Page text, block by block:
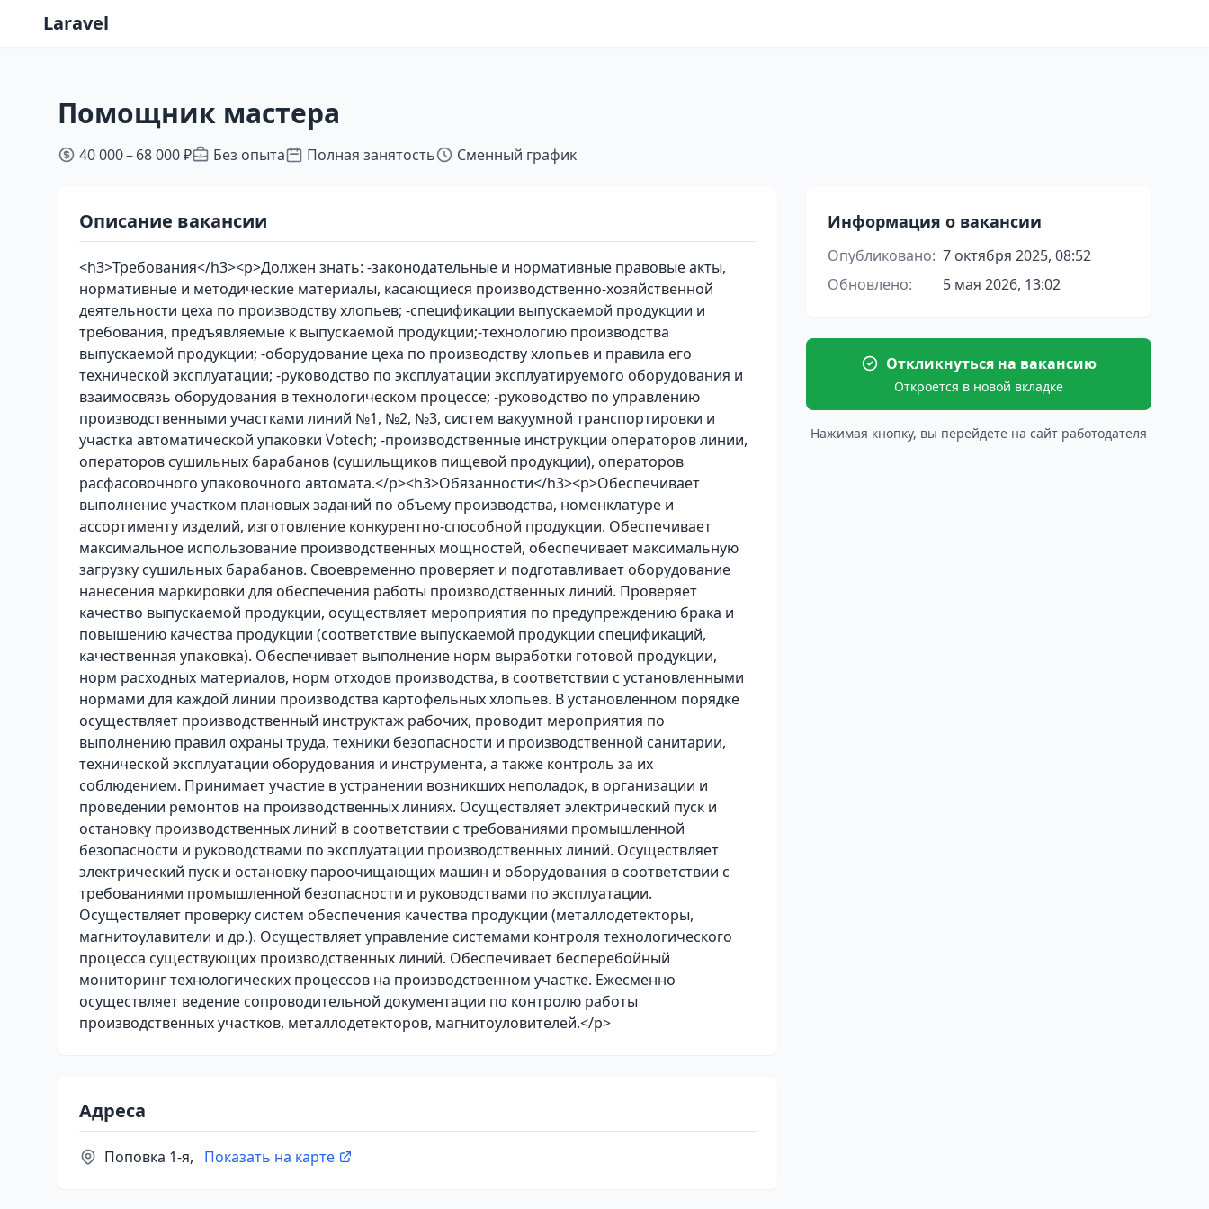
Laravel
Помощник мастера
40 000 – 68 000 ₽ Без опыта Полная занятость Сменный график
Описание вакансии
<h3>Требования</h3><p>Должен знать: -законодательные и нормативные правовые акты,
нормативные и методические материалы, касающиеся производственно-хозяйственной
деятельности цеха по производству хлопьев; -спецификации выпускаемой продукции и
требования, предъявляемые к выпускаемой продукции;-технологию производства
выпускаемой продукции; -оборудование цеха по производству хлопьев и правила его
технической эксплуатации; -руководство по эксплуатации эксплуатируемого оборудования и
взаимосвязь оборудования в технологическом процессе; -руководство по управлению
производственными участками линий №1, №2, №3, систем вакуумной транспортировки и
участка автоматической упаковки Votech; -производственные инструкции операторов линии,
операторов сушильных барабанов (сушильщиков пищевой продукции), операторов
расфасовочного упаковочного автомата.</p><h3>Обязанности</h3><p>Обеспечивает
выполнение участком плановых заданий по объему производства, номенклатуре и
ассортименту изделий, изготовление конкурентно-способной продукции. Обеспечивает
максимальное использование производственных мощностей, обеспечивает максимальную
загрузку сушильных барабанов. Своевременно проверяет и подготавливает оборудование
нанесения маркировки для обеспечения работы производственных линий. Проверяет
качество выпускаемой продукции, осуществляет мероприятия по предупреждению брака и
повышению качества продукции (соответствие выпускаемой продукции спецификаций,
качественная упаковка). Обеспечивает выполнение норм выработки готовой продукции,
норм расходных материалов, норм отходов производства, в соответствии с установленными
нормами для каждой линии производства картофельных хлопьев. В установленном порядке
осуществляет производственный инструктаж рабочих, проводит мероприятия по
выполнению правил охраны труда, техники безопасности и производственной санитарии,
технической эксплуатации оборудования и инструмента, а также контроль за их
соблюдением. Принимает участие в устранении возникших неполадок, в организации и
проведении ремонтов на производственных линиях. Осуществляет электрический пуск и
остановку производственных линий в соответствии с требованиями промышленной
безопасности и руководствами по эксплуатации производственных линий. Осуществляет
электрический пуск и остановку пароочищающих машин и оборудования в соответствии с
требованиями промышленной безопасности и руководствами по эксплуатации.
Осуществляет проверку систем обеспечения качества продукции (металлодетекторы,
магнитоулавители и др.). Осуществляет управление системами контроля технологического
процесса существующих производственных линий. Обеспечивает бесперебойный
мониторинг технологических процессов на производственном участке. Ежесменно
осуществляет ведение сопроводительной документации по контролю работы
производственных участков, металлодетекторов, магнитоуловителей.</p>
Адреса
Поповка 1-я, Показать на карте
Информация о вакансии
Опубликовано: 7 октября 2025, 08:52
Обновлено:
5 мая 2026, 13:02
Откликнуться на вакансию
Откроется в новой вкладке
Нажимая кнопку, вы перейдете на сайт работодателя